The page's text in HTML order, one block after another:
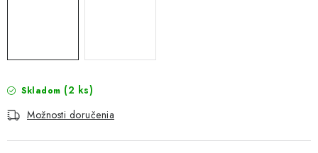
Skladom (2 ks)
Možnosti doručenia